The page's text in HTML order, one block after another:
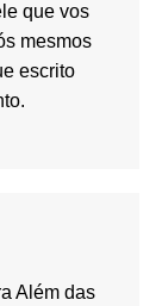
que vos
mesmos
escrito
Além das